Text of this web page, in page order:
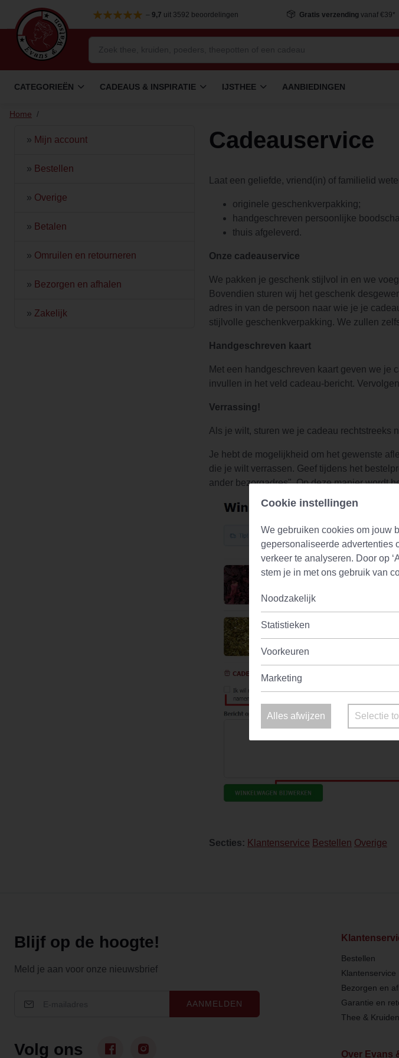
– 9,7 uit 3592 beoordelingen Gratis verzending vanaf €39*
CATEGORIEËN CADEAUS & INSPIRATIE IJSTHEE AANBIEDINGEN
Home /
» Mijn account
» Bestellen
» Overige
» Betalen
» Omruilen en retourneren
» Bezorgen en afhalen
» Zakelijk
Cadeauservice
Laat een geliefde, vriend(in) of familielid
originele geschenkverpakking;
handgeschreven persoonlijke
thuis afgeleverd.
Onze cadeauservice
We pakken je geschenk stijlvol in en we
Bovendien sturen wij het geschenk
adres in van de persoon naar wie je je
stijlvolle geschenkverpakking. We zullen
Handgeschreven kaart
Met een handgeschreven kaart geven we
invullen in het veld cadeau-bericht.
Verrassing!
Als je wilt, sturen we je cadeau rechtstreeks
Je hebt de mogelijkheid om het gewenste
die je wilt verrassen. Geef tijdens het
ander bezorgadres". Op deze manier wordt
Secties: Klantenservice Bestellen Overige
Blijf op de hoogte!
Meld je aan voor onze nieuwsbrief
AANMELDEN
Volg ons
Bestellen
Klantenservice
Bezorgen en
Garantie en
Thee &
Over Evans
Cookie instellingen
We gebruiken cookies om jouw
gepersonaliseerde advertenties
verkeer te analyseren. Door op
stem je in met ons gebruik van
Noodzakelijk
Statistieken
Voorkeuren
Marketing
Alles afwijzen Selectie